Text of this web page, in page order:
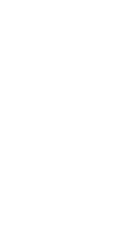
指南針能夠幫助水